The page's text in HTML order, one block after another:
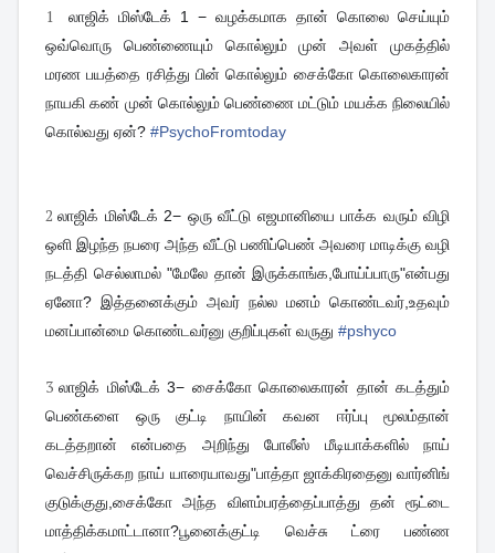
1 லாஜிக் மிஸ்டேக் 1 − வழக்கமாக தான் கொலை செய்யும்
ஒவ்வொரு பெண்ணையும் கொல்லும் முன் அவள் முகத்தில்
மரண பயத்தை ரசித்து பின் கொல்லும் சைக்கோ கொலைகாரன்
நாயகி கண் முன் கொல்லும் பெண்ணை மட்டும் மயக்க நிலையில்
கொல்வது ஏன்? #PsychoFromtoday
2லாஜிக் மிஸ்டேக் 2− ஒரு வீட்டு எஜமானியை பாக்க வரும் விழி
ஒளி இழந்த நபரை அந்த வீட்டு பணிப்பெண் அவரை மாடிக்கு வழி
நடத்தி செல்லாமல் "மேலே தான் இருக்காங்க,போய்ப்பாரு"என்பது
ஏனோ? இத்தனைக்கும் அவர் நல்ல மனம் கொண்டவர்,உதவும்
மனப்பான்மை கொண்டவர்னு குறிப்புகள் வருது #pshyco
3லாஜிக் மிஸ்டேக் 3− சைக்கோ கொலைகாரன் தான் கடத்தும்
பெண்களை ஒரு குட்டி நாயின் கவன ஈர்ப்பு மூலம்தான்
கடத்தறான் என்பதை அறிந்து போலீஸ் மீடியாக்களில் நாய்
வெச்சிருக்கற நாய் யாரையாவது"பாத்தா ஜாக்கிரதைனு வார்னிங்
குடுக்குது,சைக்கோ அந்த விளம்பரத்தைப்பாத்து தன் ரூட்டை
மாத்திக்கமாட்டானா?பூனைக்குட்டி வெச்சு ட்ரை பண்ண